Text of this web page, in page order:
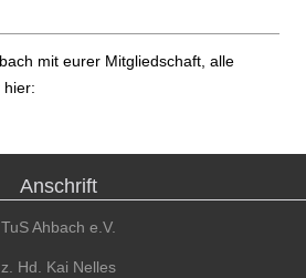
mit eurer Mitgliedschaft, alle
hier:
Anschrift
TuS Ahbach e.V.
z. Hd. Kai Nelles